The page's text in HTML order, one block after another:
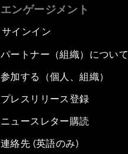
エンゲージメント
サインイン
パートナー（組織）について
参加する（個人、組織）
プレスリリース登録
ニュースレター購読
連絡先 (英語のみ)